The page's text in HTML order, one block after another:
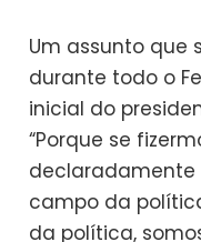
Um assunto que
durante todo o
inicial do
“Porque se
declaradamente
campo da
da política,